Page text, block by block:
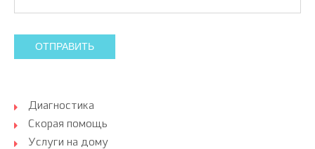
ОТПРАВИТЬ
Диагностика
Скорая помощь
Услуги на дому